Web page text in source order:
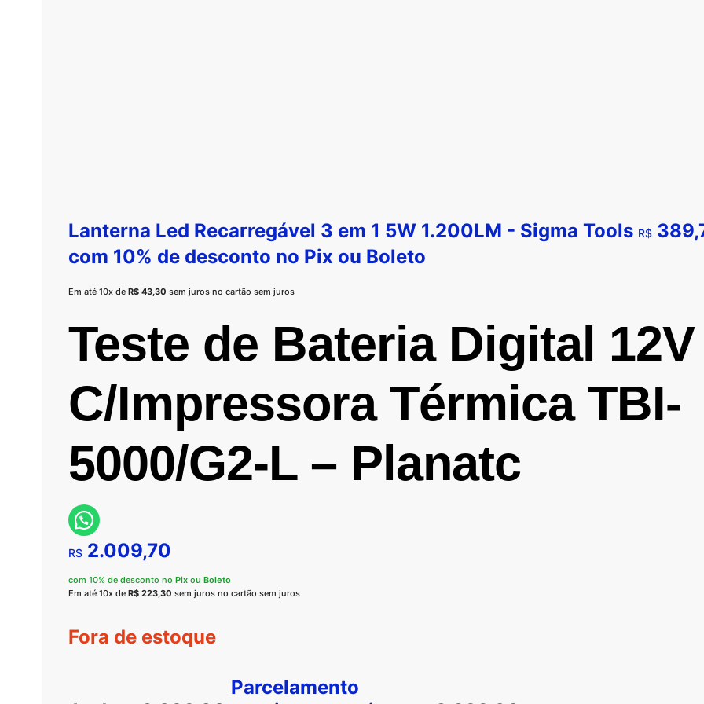
Lanterna Led Recarregável 3 em 1 5W 1.200LM - Sigma Tools R$
com 10% de desconto no Pix ou Boleto
Em até 10x de R$ 43,30 sem juros no cartão sem juros
Teste de Bateria Digital 12V
C/Impressora Térmica TBI-
5000/G2-L – Planatc
R$ 2.009,70
com 10% de desconto no Pix ou Boleto
Em até 10x de R$ 223,30 sem juros no cartão sem juros
Fora de estoque
Parcelamento